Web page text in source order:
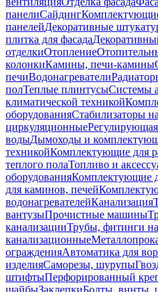
панелиСайдинг
панелейДекоративные
плитка для фасада
отделкиОтопление
колонкиКамины, печи-камины
печиВодонагреватели
полТеплые плинтусыСистемы
климатической техникой
оборудованияСтабилизаторы
циркуляционные
водыДымоходы и
техникойКомплектующие для
теплого полаТопливо и
оборудованияКомплектующие
для каминов, печей
водонагревателейКанализация
вантузыПрочистные машины
канализацииТрубы, фитинги
канализационные
огражденияАвтоматика для
изделияСаморезы, шурупы
штифтыПерфорированный
шайбыЗаклепкиБолты, винты,